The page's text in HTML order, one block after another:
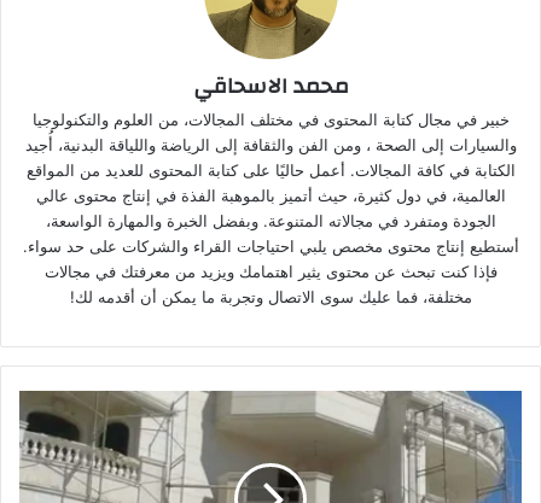
محمد الاسحاقي
خبير في مجال كتابة المحتوى في مختلف المجالات، من العلوم والتكنولوجيا
والسيارات إلى الصحة ، ومن الفن والثقافة إلى الرياضة واللياقة البدنية، أُجيد
الكتابة في كافة المجالات. أعمل حاليًا على كتابة المحتوى للعديد من المواقع
العالمية، في دول كثيرة، حيث أتميز بالموهبة الفذة في إنتاج محتوى عالي
الجودة ومتفرد في مجالاته المتنوعة. وبفضل الخبرة والمهارة الواسعة،
أستطيع إنتاج محتوى مخصص يلبي احتياجات القراء والشركات على حد سواء.
فإذا كنت تبحث عن محتوى يثير اهتمامك ويزيد من معرفتك في مجالات
مختلفة، فما عليك سوى الاتصال وتجربة ما يمكن أن أقدمه لك!